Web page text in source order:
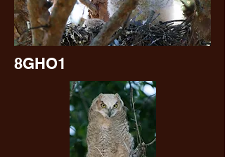
8GHO1